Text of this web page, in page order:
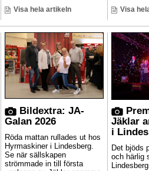
Visa hela artikeln Visa
Bildextra: JA-
Galan 2026
Röda mattan rullades ut hos
Hyrmaskiner i Lindesberg.
Se när sällskapen
strömmade in till första
Jäklar
i
Det bjöds
och härlig